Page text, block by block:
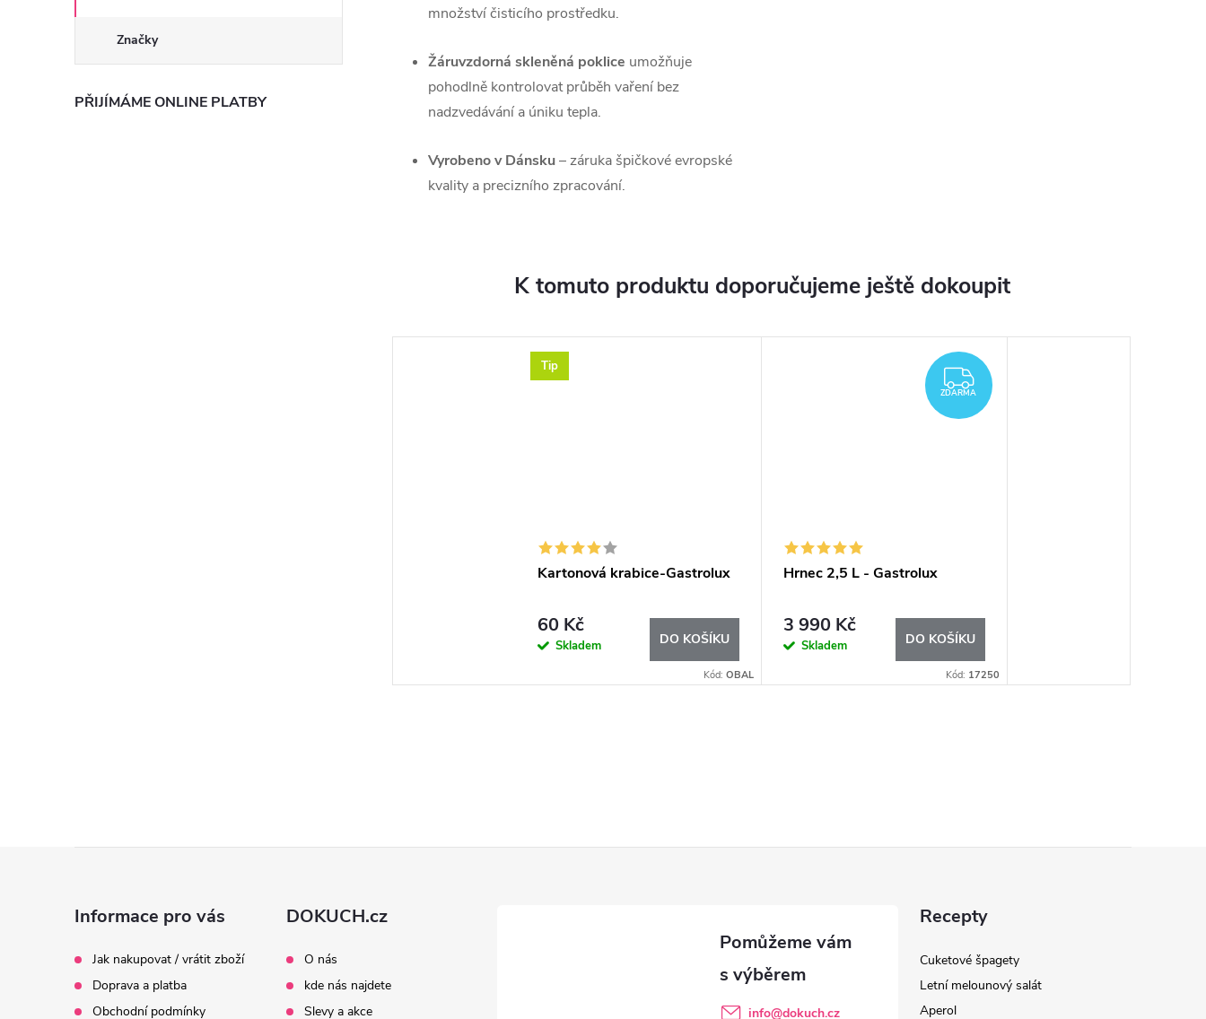
Značky
PŘIJÍMÁME ONLINE PLATBY
množství čisticího prostředku.
Žáruvzdorná skleněná poklice umožňuje
pohodlně kontrolovat průběh vaření bez
nadzvedávání a úniku tepla.
Vyrobeno v Dánsku– záruka špičkové evropské
kvality a precizního zpracování.
K tomuto produktu doporučujeme ještě dokoupit
Tip
Kartonová krabice-Gastrolux
60 Kč
Skladem DO KOŠÍKU
Kód: OBAL
ZDARMA
ZDARMA
Hrnec 2,5 L - Gastrolux
3 990 Kč
Skladem DO KOŠÍKU
Kód: 17250
Informace pro vás
Jak nakupovat / vrátit zboží
Doprava a platba
Obchodní podmínky
DOKUCH.cz
O nás
kde nás najdete
Slevy a akce
info@dokuch.cz
Recepty
Cuketové špagety
Letní melounový salát
Aperol